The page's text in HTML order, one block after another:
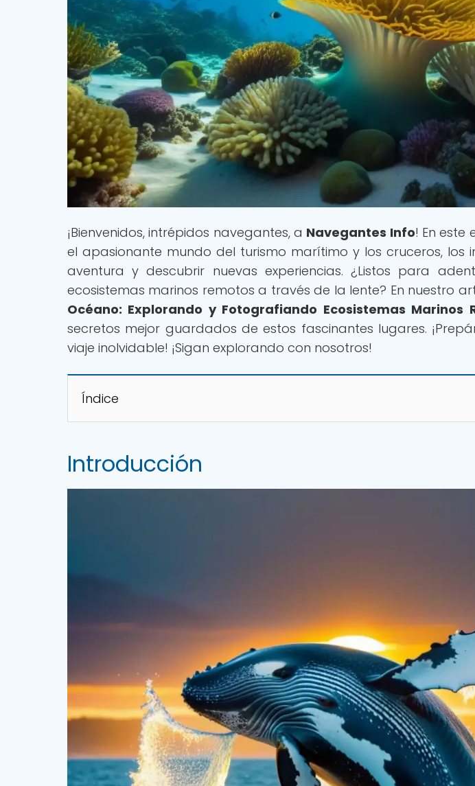
¡Bienvenidos, intrépidos navegantes, a Navegantes Info! En
el apasionante mundo del turismo marítimo y los cruceros, los
aventura y descubrir nuevas experiencias. ¿Listos para
ecosistemas marinos remotos a través de la lente? En nuestro
Océano: Explorando y Fotografiando Ecosistemas Marinos
secretos mejor guardados de estos fascinantes lugares.
viaje inolvidable! ¡Sigan explorando con nosotros!
Índice
Introducción